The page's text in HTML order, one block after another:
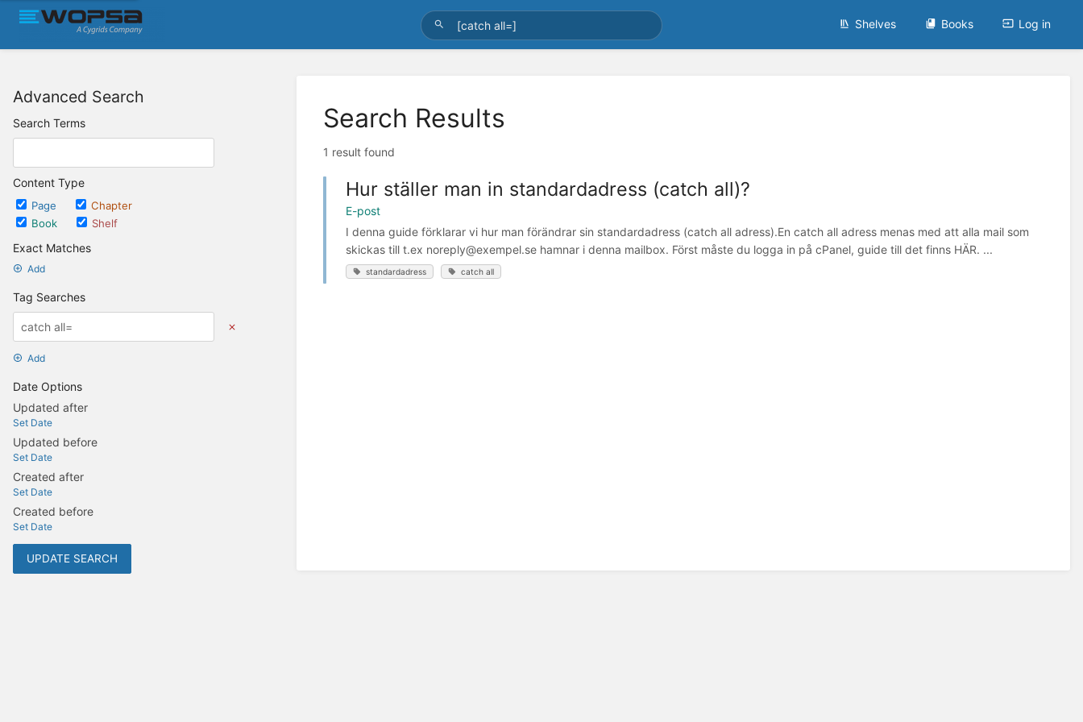
Shelves Books Log in
Advanced Search
Search Terms
Content Type
Page
Chapter
Book
Shelf
Exact Matches
Add
Tag Searches
Add
Date Options
Updated after
Set Date
Updated before
Set Date
Created after
Set Date
Created before
Set Date
UPDATE SEARCH
Search Results
1 result found
Hur ställer man in standardadress (catch all)?
E-post
I denna guide förklarar vi hur man förändrar sin standardadress (catch all adress).En catch all adress menas med att alla mail som
skickas till t.ex noreply@exempel.se hamnar i denna mailbox. Först måste du logga in på cPanel, guide till det finns HÄR. ...
standardadress catch all